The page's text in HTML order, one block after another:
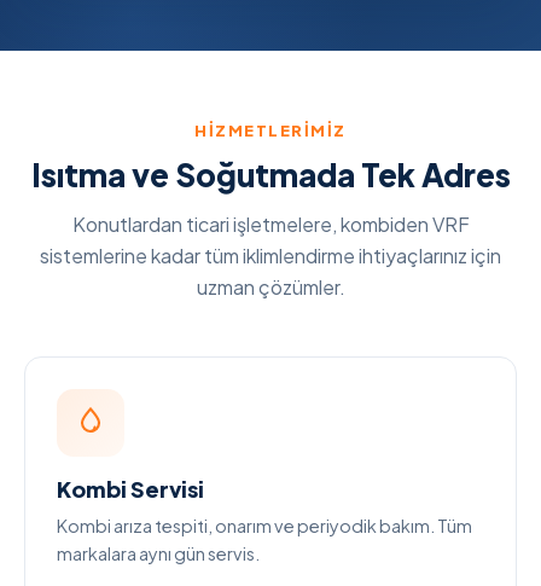
HIZMETLERIMIZ
Isıtma ve Soğutmada Tek Adres
Konutlardan ticari işletmelere, kombiden VRF
sistemlerine kadar tüm iklimlendirme ihtiyaçlarınız için
uzman çözümler.
Kombi Servisi
Kombi arıza tespiti, onarım ve periyodik bakım. Tüm
markalara aynı gün servis.